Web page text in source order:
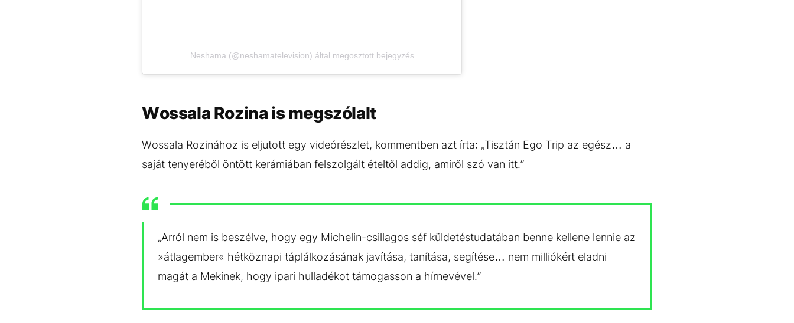
Neshama (@neshamatelevision) által megosztott bejegyzés
Wossala Rozina is megszólalt
Wossala Rozinához is eljutott egy videórészlet, kommentben azt írta: „Tisztán Ego Trip az egész… a
saját tenyeréből öntött kerámiában felszolgált ételtől addig, amiről szó van itt.”
„Arról nem is beszélve, hogy egy Michelin-csillagos séf küldetéstudatában benne kellene lennie az
»átlagember« hétköznapi táplálkozásának javítása, tanítása, segítése… nem milliókért eladni
magát a Mekinek, hogy ipari hulladékot támogasson a hírnevével.”